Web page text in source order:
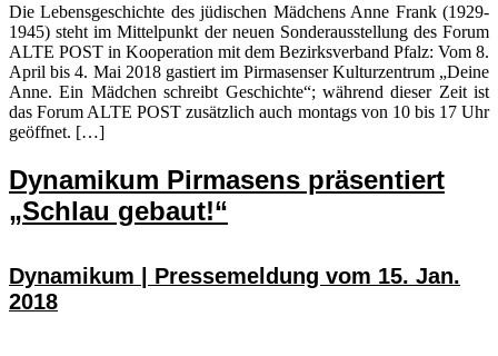
Die Lebensgeschichte des jüdischen Mädchens Anne Frank (1929-
1945) steht im Mittelpunkt der neuen Sonderausstellung des Forum
ALTE POST in Kooperation mit dem Bezirksverband Pfalz: Vom 8.
April bis 4. Mai 2018 gastiert im Pirmasenser Kulturzentrum „Deine
Anne. Ein Mädchen schreibt Geschichte“; während dieser Zeit ist
das Forum ALTE POST zusätzlich auch montags von 10 bis 17 Uhr
geöffnet. […]
Dynamikum Pirmasens präsentiert
„Schlau gebaut!“
Dynamikum | Pressemeldung vom 15. Jan.
2018